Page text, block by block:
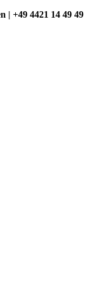
| +49 4421 14 49 49